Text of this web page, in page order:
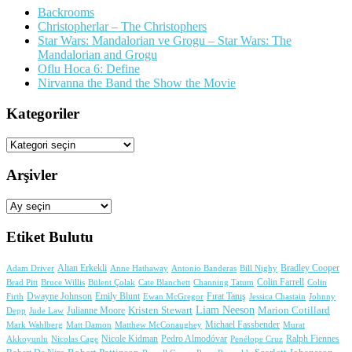
Backrooms
Christopherlar – The Christophers
Star Wars: Mandalorian ve Grogu – Star Wars: The
Mandalorian and Grogu
Oflu Hoca 6: Define
Nirvanna the Band the Show the Movie
Kategoriler
Kategoriler
Arşivler
Arşivler
Etiket Bulutu
Adam Driver Altan Erkekli Anne Hathaway Antonio Banderas Bill Nighy Bradley Cooper
Brad Pitt Bruce Willis Bülent Çolak Cate Blanchett Channing Tatum Colin Farrell Colin
Firth Dwayne Johnson Emily Blunt Ewan McGregor Fırat Tanış Jessica Chastain Johnny
Depp Jude Law Julianne Moore Kristen Stewart Liam Neeson Marion Cotillard
Mark Wahlberg Matt Damon Matthew McConaughey Michael Fassbender Murat
Akkoyunlu Nicolas Cage Nicole Kidman Pedro Almodóvar Penélope Cruz Ralph Fiennes